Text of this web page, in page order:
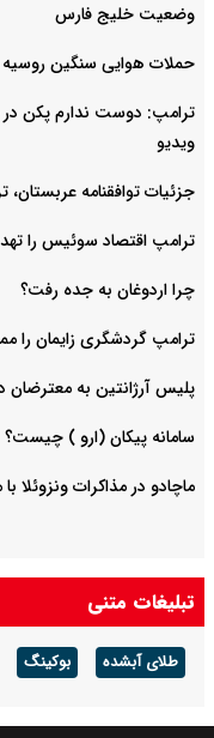
وضعیت خلیج‌ فارس
حملات هوایی سنگین روسیه
ترامپ: دوست ندارم پکن
ویدیو
جزئیات توافقنامه عربستان،
ترامپ اقتصاد سوئیس را
چرا اردوغان به جده رفت؟
ترامپ گردشگری زایمان را
پلیس آرژانتین به معترضان
سامانه پیکان (ارو ) چیست؟
ماچادو در مذاکرات ونزوئلا
تبلیغات متنی
طلای آبشده بوکینگ